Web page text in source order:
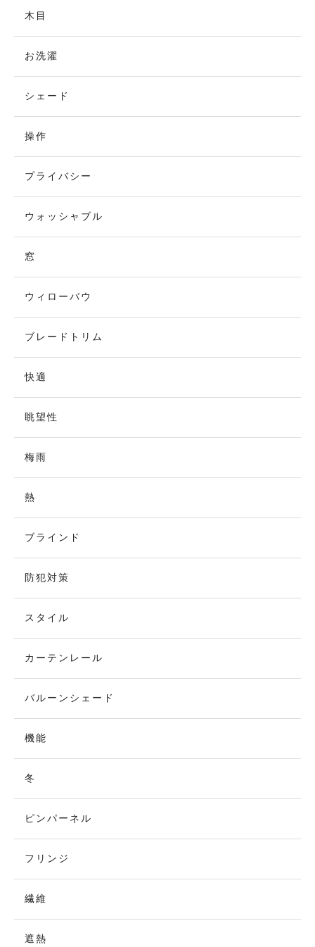
木目
お洗濯
シェード
操作
プライバシー
ウォッシャブル
窓
ウィローバウ
ブレードトリム
快適
眺望性
梅雨
熱
ブラインド
防犯対策
スタイル
カーテンレール
バルーンシェード
機能
冬
ピンパーネル
フリンジ
繊維
遮熱